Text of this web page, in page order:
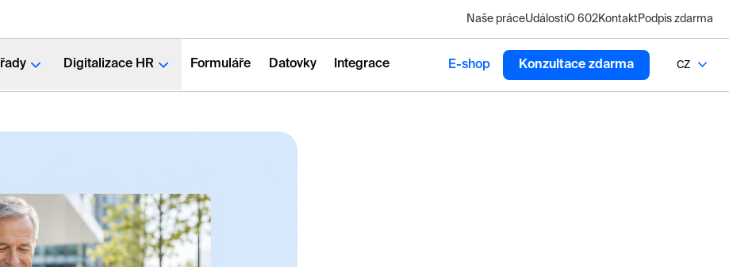
Naše práceUdálostiO 602Kontakt Podpis zdarma
Digitalizace HR Formuláře Datovky Integrace E-shop Konzultace zdarma CZ